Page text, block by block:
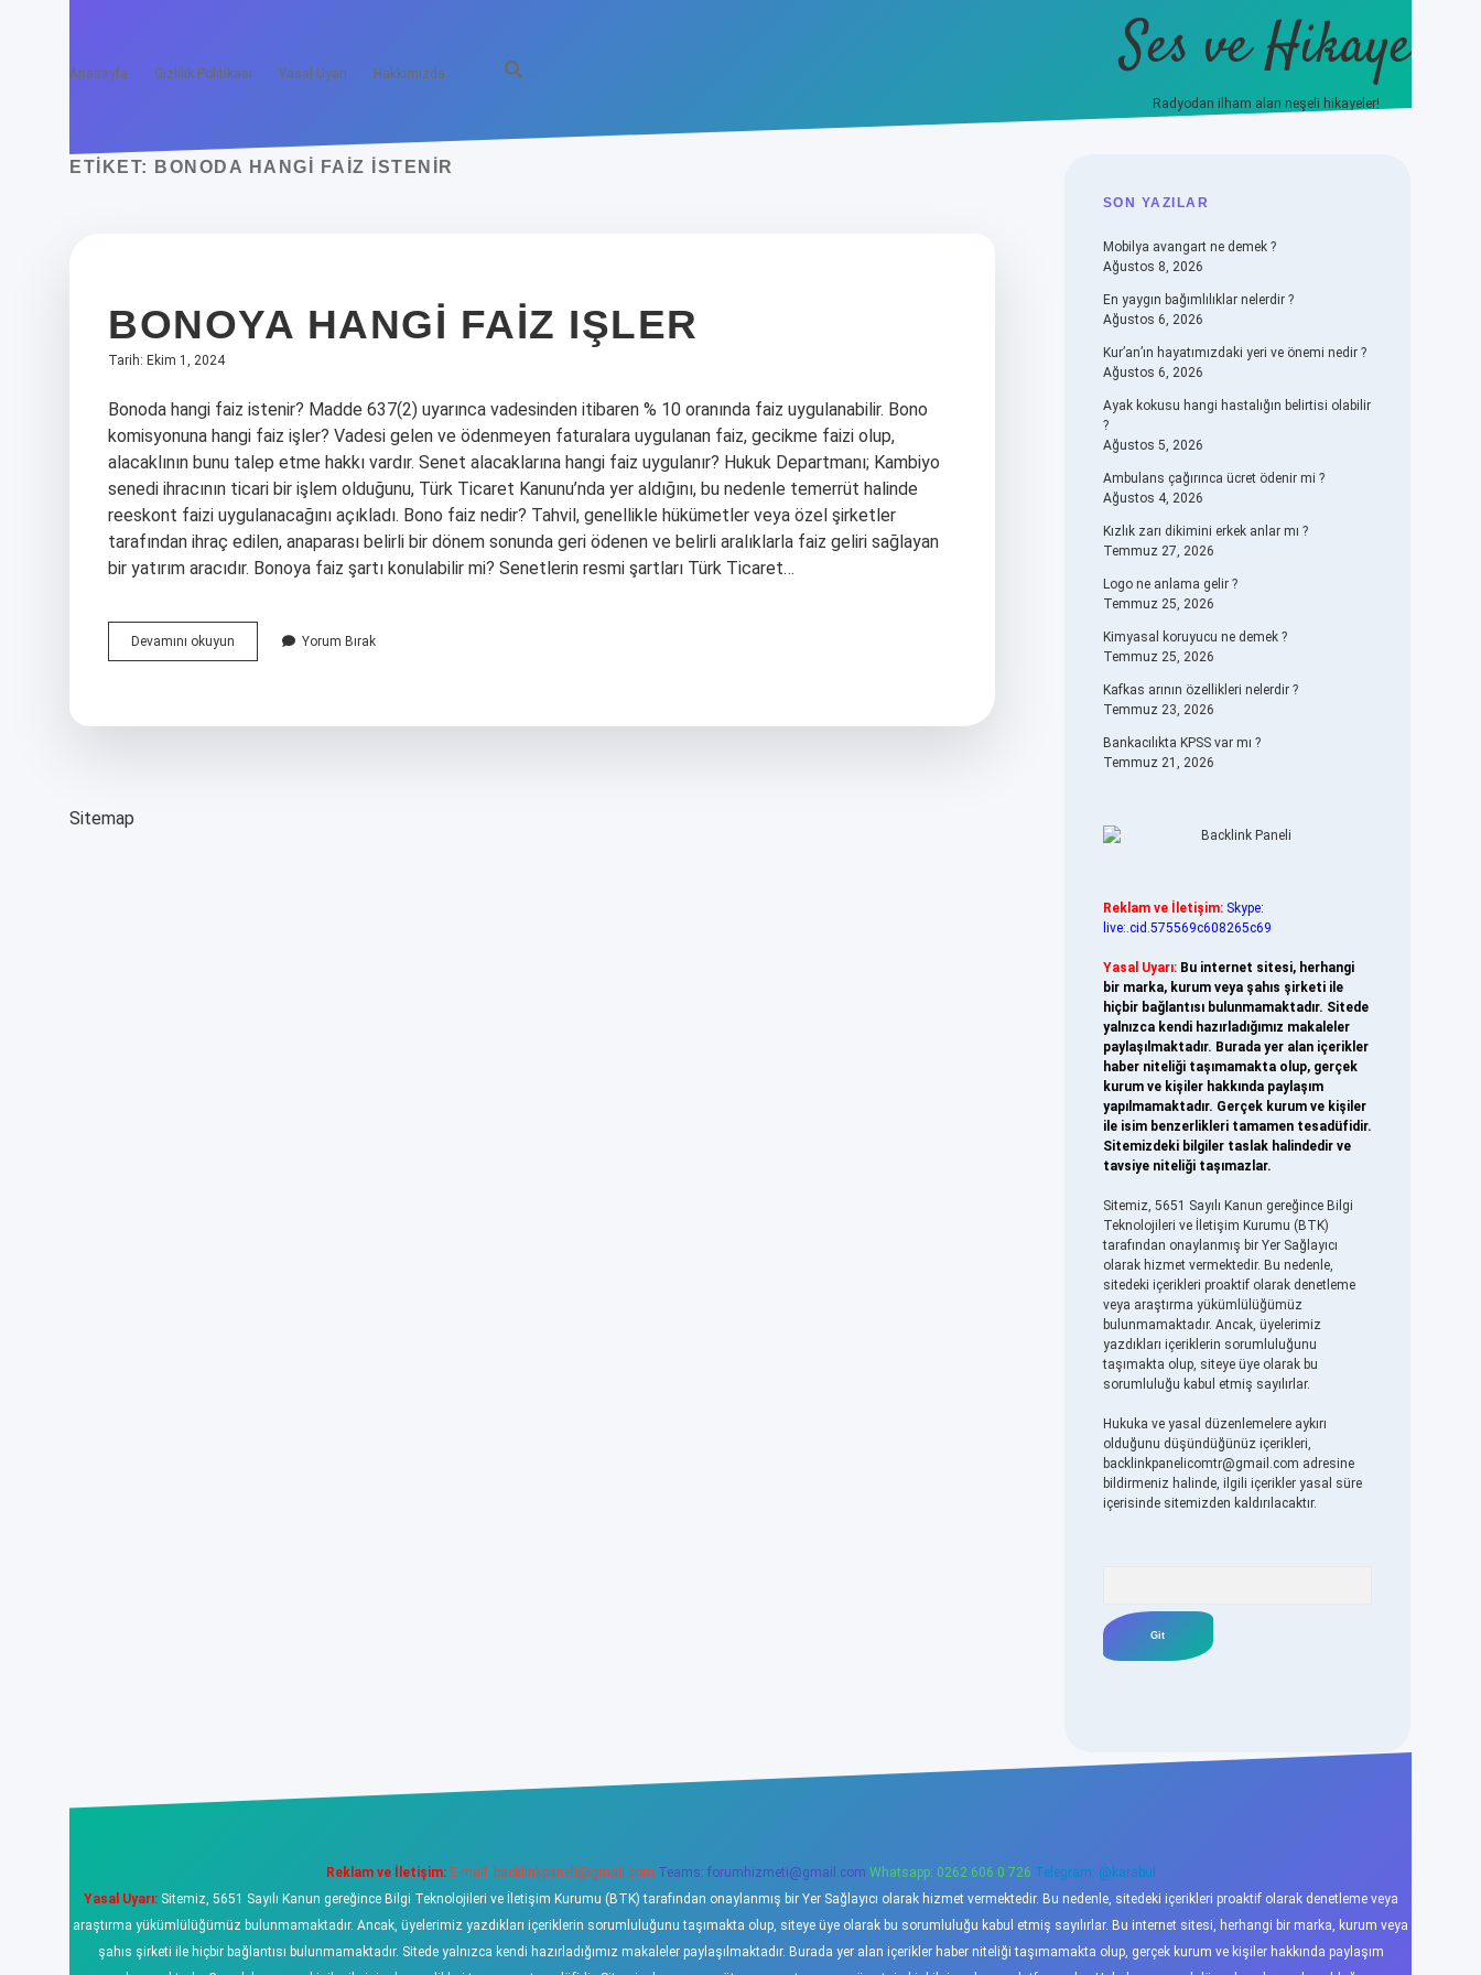
Anasayfa Gizlilik Politikası Yasal Uyarı Hakkımızda Ses ve Hikaye
Radyodan ilham alan neşeli hikayeler!
ETIKET: BONODA HANGI FAIZ ISTENIR
BONOYA HANGI FAIZ IŞLER
Tarih: Ekim 1, 2024
Bonoda hangi faiz istenir? Madde 637(2) uyarınca vadesinden itibaren % 10 oranında faiz uygulanabilir. Bono
komisyonuna hangi faiz işler? Vadesi gelen ve ödenmeyen faturalara uygulanan faiz, gecikme faizi olup,
alacaklının bunu talep etme hakkı vardır. Senet alacaklarına hangi faiz uygulanır? Hukuk Departmanı; Kambiyo
senedi ihracının ticari bir işlem olduğunu, Türk Ticaret Kanunu’nda yer aldığını, bu nedenle temerrüt halinde
reeskont faizi uygulanacağını açıkladı. Bono faiz nedir? Tahvil, genellikle hükümetler veya özel şirketler
tarafından ihraç edilen, anaparası belirli bir dönem sonunda geri ödenen ve belirli aralıklarla faiz geliri sağlayan
bir yatırım aracıdır. Bonoya faiz şartı konulabilir mi? Senetlerin resmi şartları Türk Ticaret…
Devamını okuyun
Hangi
Yorum Bırak
Sitemap
SIDEBAR
SON YAZILAR
Mobilya avangart ne demek ?
Ağustos 8, 2026
En yaygın bağımlılıklar nelerdir ?
Ağustos 6, 2026
Kur’an’ın hayatımızdaki yeri ve önemi nedir ?
Ağustos 6, 2026
Ayak kokusu hangi hastalığın belirtisi olabilir
?
Ağustos 5, 2026
Ambulans çağırınca ücret ödenir mi ?
Ağustos 4, 2026
Kızlık zarı dikimini erkek anlar mı ?
Temmuz 27, 2026
Logo ne anlama gelir ?
Temmuz 25, 2026
Kimyasal koruyucu ne demek ?
Temmuz 25, 2026
Kafkas arının özellikleri nelerdir ?
Temmuz 23, 2026
Bankacılıkta KPSS var mı ?
Temmuz 21, 2026
Reklam ve İletişim: Skype:
live:.cid.575569c608265c69
Yasal Uyarı: Bu internet sitesi, herhangi
bir marka, kurum veya şahıs şirketi ile
hiçbir bağlantısı bulunmamaktadır. Sitede
yalnızca kendi hazırladığımız makaleler
paylaşılmaktadır. Burada yer alan içerikler
haber niteliği taşımamakta olup, gerçek
kurum ve kişiler hakkında paylaşım
yapılmamaktadır. Gerçek kurum ve kişiler
ile isim benzerlikleri tamamen tesadüfidir.
Sitemizdeki bilgiler taslak halindedir ve
tavsiye niteliği taşımazlar.
Sitemiz, 5651 Sayılı Kanun gereğince Bilgi
Teknolojileri ve İletişim Kurumu (BTK)
tarafından onaylanmış bir Yer Sağlayıcı
olarak hizmet vermektedir. Bu nedenle,
sitedeki içerikleri proaktif olarak denetleme
veya araştırma yükümlülüğümüz
bulunmamaktadır. Ancak, üyelerimiz
yazdıkları içeriklerin sorumluluğunu
taşımakta olup, siteye üye olarak bu
sorumluluğu kabul etmiş sayılırlar.
Hukuka ve yasal düzenlemelere aykırı
olduğunu düşündüğünüz içerikleri,
backlinkpanelicomtr@gmail.com adresine
bildirmeniz halinde, ilgili içerikler yasal süre
içerisinde sitemizden kaldırılacaktır.
Reklam ve İletişim: E-mail: backlinkpaneli@gmail.com Teams: forumhizmeti@gmail.com Whatsapp: 0262 606 0 726 Telegram: @karabul
Yasal Uyarı:Sitemiz, 5651 Sayılı Kanun gereğince Bilgi Teknolojileri ve İletişim Kurumu (BTK) tarafından onaylanmış bir Yer Sağlayıcı olarak hizmet vermektedir. Bu nedenle, sitedeki içerikleri proaktif olarak denetleme veya
araştırma yükümlülüğümüz bulunmamaktadır. Ancak, üyelerimiz yazdıkları içeriklerin sorumluluğunu taşımakta olup, siteye üye olarak bu sorumluluğu kabul etmiş sayılırlar. Bu internet sitesi, herhangi bir marka, kurum veya
şahıs şirketi ile hiçbir bağlantısı bulunmamaktadır. Sitede yalnızca kendi hazırladığımız makaleler paylaşılmaktadır. Burada yer alan içerikler haber niteliği taşımamakta olup, gerçek kurum ve kişiler hakkında paylaşım